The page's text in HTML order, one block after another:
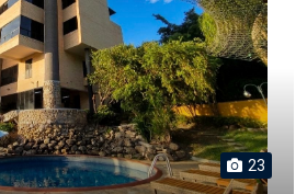
23